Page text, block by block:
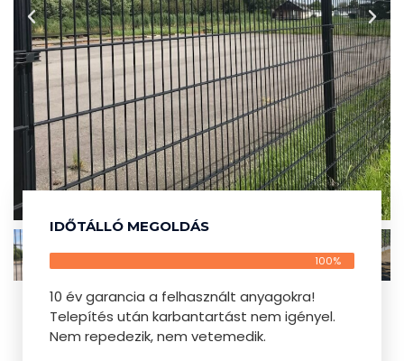
IDŐTÁLLÓ MEGOLDÁS
100%
10 év garancia a felhasznált anyagokra!
Telepítés után karbantartást nem igényel.
Nem repedezik, nem vetemedik.